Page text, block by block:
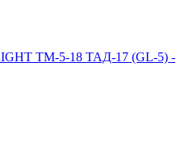
ТМ-5-18 ТАД-17 (GL-5) -